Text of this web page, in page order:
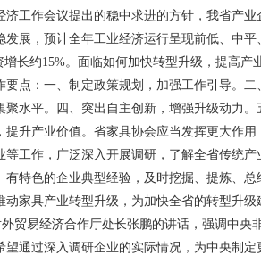
济工作会议提出的稳中求进的方针，我省产
发展，预计全年工业经济运行呈现前低、中
长约15%。面临如何加快转型升级，提高产
点：一、制定政策规划，加强工作引导。二
聚水平。四、突出自主创新，增强升级动力
提升产业价值。省家具协会应当发挥更大作
等工作，广泛深入开展调研，了解全省传统
有特色的企业典型经验，及时挖掘、提炼、
动家具产业转型升级，为加快全省的转型升级
贸易经济合作厅处长张鹏的讲话，强调中央
望通过深入调研企业的实际情况，为中央制